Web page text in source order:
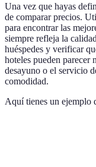
Una vez que hayas
de comparar precios.
para encontrar las
siempre refleja la
huéspedes y verificar
hoteles pueden parecer
desayuno o el servicio
comodidad.
Aquí tienes un ejemplo